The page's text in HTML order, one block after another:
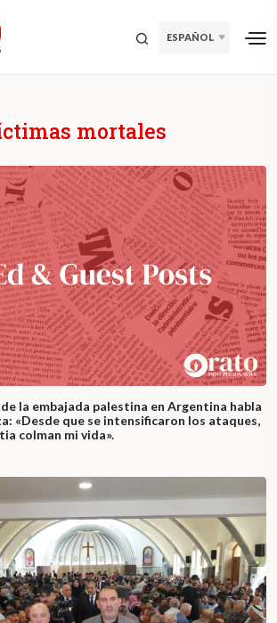
ESPAÑOL
mortales
la embajada palestina en Argentina habla
«Desde que se intensificaron los ataques,
colman mi vida».